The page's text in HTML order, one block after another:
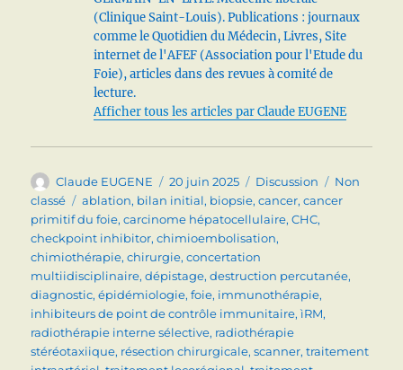
(Clinique Saint-Louis). Publications : journaux
comme le Quotidien du Médecin, Livres, Site
internet de l'AFEF (Association pour l'Etude du
Foie), articles dans des revues à comité de
lecture.
Afficher tous les articles par Claude EUGENE
Auteur
Claude EUGENE
Publié
le
20 juin 2025 Format
Discussion Catégories
Non
classé
Étiquettes
ablation, bilan initial, biopsie,cancer,cancer
primitif du foie,carcinome hépatocellulaire,CHC,
checkpoint inhibitor,chimioembolisation,
chimiothérapie,chirurgie,concertation
multiidisciplinaire,dépistage,destruction percutanée,
diagnostic,épidémiologie,foie, immunothérapie,
inhibiteurs de point de contrôle immunitaire,ìRM,
radiothérapie interne sélective, radiothérapie
stéréotaxiique, résection chirurgicale,scanner,traitement